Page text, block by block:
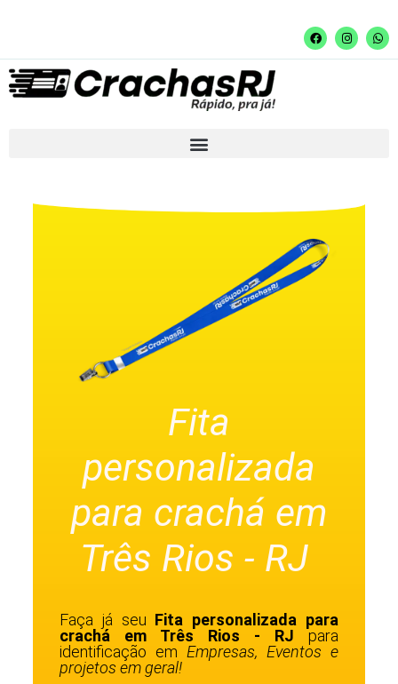
Fita
personalizada
para crachá em
Três Rios - RJ
Faça já seu Fita personalizada para
crachá em Três Rios - RJ para
identificação em Empresas, Eventos e
projetos em geral!